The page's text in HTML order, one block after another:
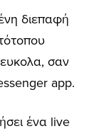
διεπαφή
σαν
app.
ένα live